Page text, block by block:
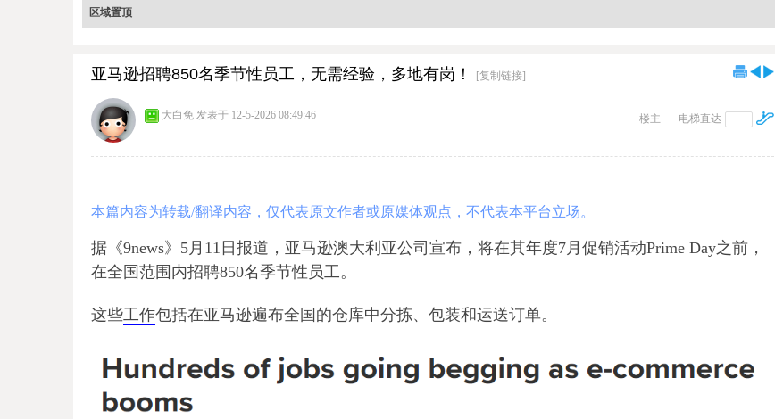
区域置顶
亚马逊招聘850名季节性员工，无需经验，多地有岗！ [复制链接]
电梯直达
楼主
大白免 发表于 12-5-2026 08:49:46
本篇内容为转载/翻译内容，仅代表原文作者或原媒体观点，不代表本平台立场。
据《9news》5月11日报道，亚马逊澳大利亚公司宣布，将在其年度7月促销活动Prime Day之前，
在全国范围内招聘850名季节性员工。
这些工作包括在亚马逊遍布全国的仓库中分拣、包装和运送订单。